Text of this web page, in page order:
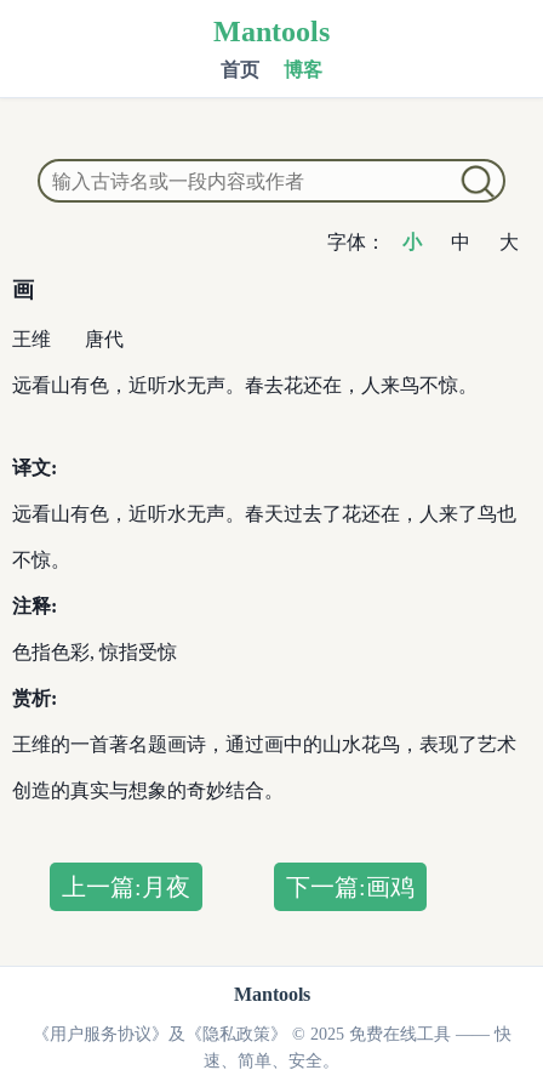
Mantools
首页 博客
字体： 小 中 大
画
王维 唐代
远看山有色，近听水无声。春去花还在，人来鸟不惊。
译文:
远看山有色，近听水无声。春天过去了花还在，人来了鸟也
不惊。
注释:
色指色彩, 惊指受惊
赏析:
王维的一首著名题画诗，通过画中的山水花鸟，表现了艺术
创造的真实与想象的奇妙结合。
上一篇:月夜 下一篇:画鸡
Mantools
《用户服务协议》及《隐私政策》
© 2025 免费在线工具 —— 快
速、简单、安全。